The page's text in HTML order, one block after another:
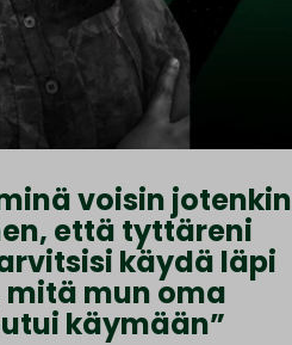
voisin jotenkin
että tyttäreni
käydä läpi
mun oma
käymään”